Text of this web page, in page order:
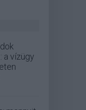
a vízügy